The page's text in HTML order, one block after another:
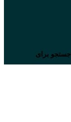
جستجو برای